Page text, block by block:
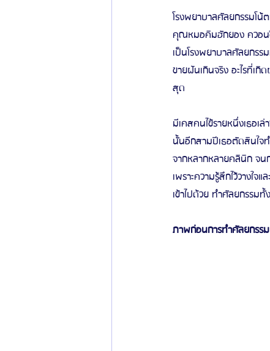
โรงพยาบาลศัลยกรรมโน้
คุณหมอคิมฮักยอง ควอน
เป็นโรงพยาบาลศัลยกร
ขายฝันเกินจริง อะไรที่เ
สุด
มีเคสคนไข้รายหนึ่งเธอเ
นั้นอีกสามปีเธอตัดสินใจท
จากหลากหลายคลินิก จน
เพราะความรู้สึกไว้วางใ
เข้าไปด้วย ทำศัลยกรรม
ภาพก่อนการทำศัลยกรรม